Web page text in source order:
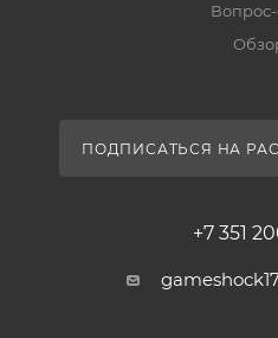
Вопрос-
ПОДПИСАТЬСЯ НА
+7 351